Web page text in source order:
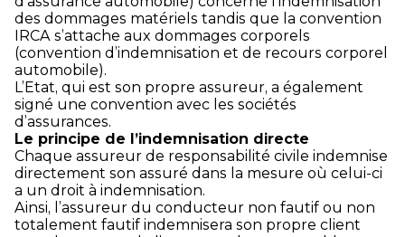
des dommages matériels tandis que la convention
IRCA s’attache aux dommages corporels
(convention d’indemnisation et de recours corporel
automobile).
L’Etat, qui est son propre assureur, a également
signé une convention avec les sociétés
d’assurances.
Le principe de l’indemnisation directe
Chaque assureur de responsabilité civile indemnise
directement son assuré dans la mesure où celui-ci
a un droit à indemnisation.
Ainsi, l’assureur du conducteur non fautif ou non
totalement fautif indemnisera son propre client